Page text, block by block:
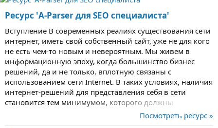
з
д
Ресурс 'A-Parser для SEO специалиста'
Вступление В современных реалиях существования сети
интернет, иметь свой собственный сайт, уже не для кого
не есть чем-то новым и невероятным. Мы живем в
информационную эпоху, когда большинство бизнес
решений, да и не только, вплотную связаны с
использованием сети Internet. В таких условиях, наличия
интернет-решений для представления себя в сети
становится тем минимумом, которого должны
придерживаться абсолютно все участники этого
объединения. И не важно в какой форме будет это все...
Посмотреть ресурс »